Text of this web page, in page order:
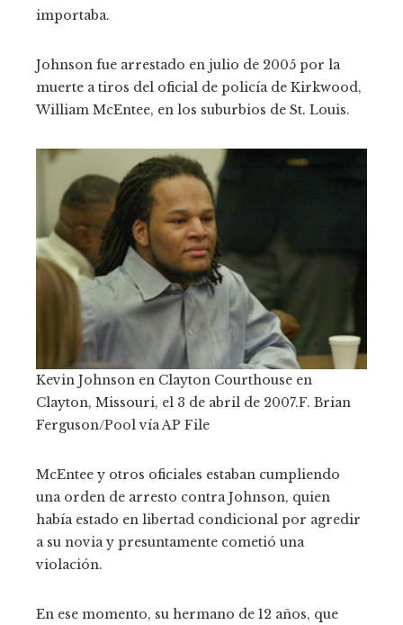
importaba.
Johnson fue arrestado en julio de 2005 por la
muerte a tiros del oficial de policía de Kirkwood,
William McEntee, en los suburbios de St. Louis.
Kevin Johnson en Clayton Courthouse en
Clayton, Missouri, el 3 de abril de 2007.F. Brian
Ferguson/Pool vía AP File
McEntee y otros oficiales estaban cumpliendo
una orden de arresto contra Johnson, quien
había estado en libertad condicional por agredir
a su novia y presuntamente cometió una
violación.
En ese momento, su hermano de 12 años, que